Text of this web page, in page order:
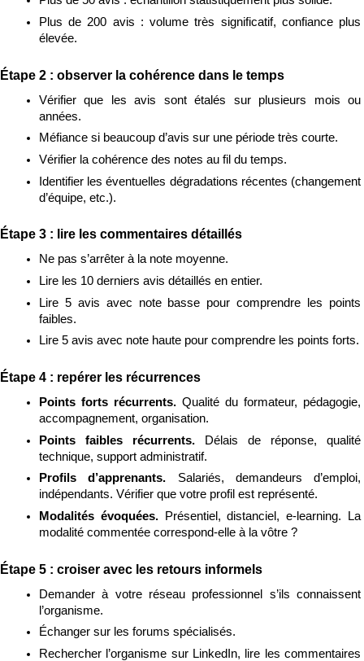
Plus de 200 avis : volume très significatif, confiance plus
élevée.
Étape 2 : observer la cohérence dans le temps
Vérifier que les avis sont étalés sur plusieurs mois ou
années.
Méfiance si beaucoup d’avis sur une période très courte.
Vérifier la cohérence des notes au fil du temps.
Identifier les éventuelles dégradations récentes (changement
d’équipe, etc.).
Étape 3 : lire les commentaires détaillés
Ne pas s’arrêter à la note moyenne.
Lire les 10 derniers avis détaillés en entier.
Lire 5 avis avec note basse pour comprendre les points
faibles.
Lire 5 avis avec note haute pour comprendre les points forts.
Étape 4 : repérer les récurrences
Points forts récurrents. Qualité du formateur, pédagogie,
accompagnement, organisation.
Points faibles récurrents.
Délais de réponse, qualité
technique, support administratif.
Profils d’apprenants. Salariés, demandeurs d’emploi,
indépendants. Vérifier que votre profil est représenté.
Modalités évoquées.
Présentiel, distanciel, e-learning. La
modalité commentée correspond-elle à la vôtre ?
Étape 5 : croiser avec les retours informels
Demander à votre réseau professionnel s’ils connaissent
l’organisme.
Échanger sur les forums spécialisés.
Rechercher l’organisme sur LinkedIn, lire les commentaires